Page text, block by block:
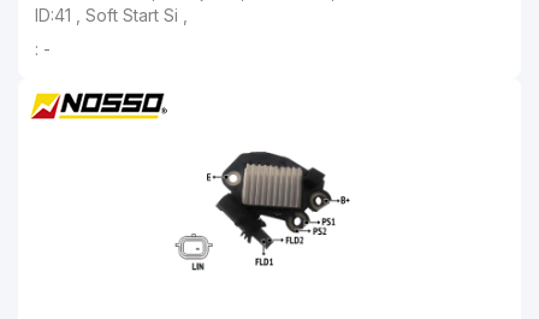
ID:41 , Soft Start Si ,
: -